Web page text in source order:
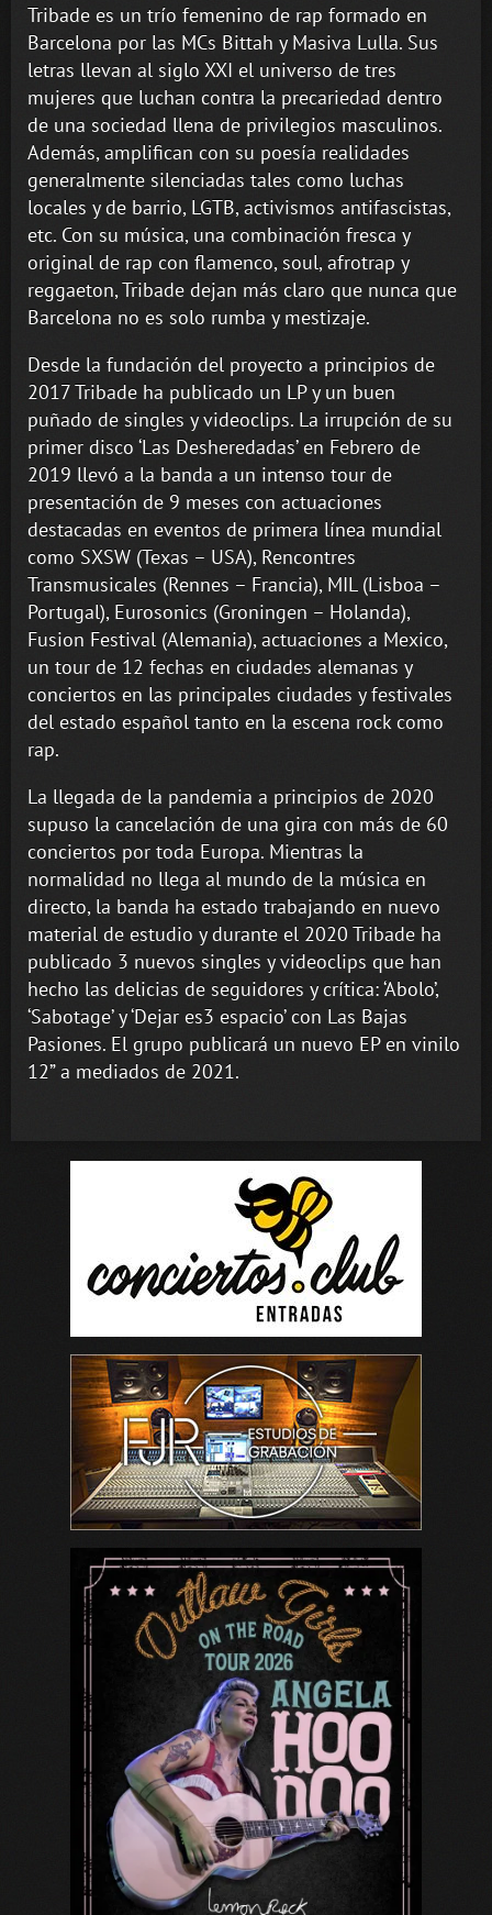
Tribade es un trío femenino de rap formado en
Barcelona por las MCs Bittah y Masiva Lulla. Sus
letras llevan al siglo XXI el universo de tres
mujeres que luchan contra la precariedad dentro
de una sociedad llena de privilegios masculinos.
Además, amplifican con su poesía realidades
generalmente silenciadas tales como luchas
locales y de barrio, LGTB, activismos antifascistas,
etc. Con su música, una combinación fresca y
original de rap con flamenco, soul, afrotrap y
reggaeton, Tribade dejan más claro que nunca que
Barcelona no es solo rumba y mestizaje.
Desde la fundación del proyecto a principios de
2017 Tribade ha publicado un LP y un buen
puñado de singles y videoclips. La irrupción de su
primer disco ‘Las Desheredadas’ en Febrero de
2019 llevó a la banda a un intenso tour de
presentación de 9 meses con actuaciones
destacadas en eventos de primera línea mundial
como SXSW (Texas – USA), Rencontres
Transmusicales (Rennes – Francia), MIL (Lisboa –
Portugal), Eurosonics (Groningen – Holanda),
Fusion Festival (Alemania), actuaciones a Mexico,
un tour de 12 fechas en ciudades alemanas y
conciertos en las principales ciudades y festivales
del estado español tanto en la escena rock como
rap.
La llegada de la pandemia a principios de 2020
supuso la cancelación de una gira con más de 60
conciertos por toda Europa. Mientras la
normalidad no llega al mundo de la música en
directo, la banda ha estado trabajando en nuevo
material de estudio y durante el 2020 Tribade ha
publicado 3 nuevos singles y videoclips que han
hecho las delicias de seguidores y crítica: ‘Abolo’,
‘Sabotage’ y ‘Dejar es3 espacio’ con Las Bajas
Pasiones. El grupo publicará un nuevo EP en vinilo
12” a mediados de 2021.